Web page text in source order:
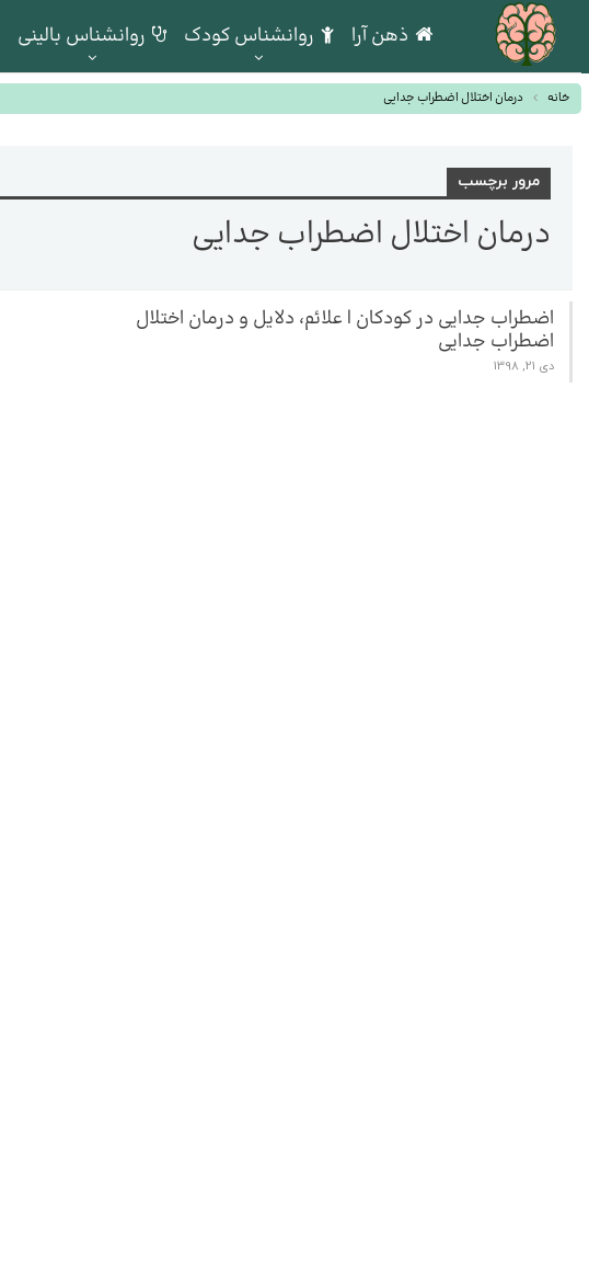
ذهن آرا روانشناس کودک روانشناس بالینی
خانه درمان اختلال اضطراب جدایی
مرور برچسب
درمان اختلال اضطراب جدایی
اضطراب جدایی در کودکان | علائم، دلایل و درمان اختلال
اضطراب جدایی
دی 21, 1398